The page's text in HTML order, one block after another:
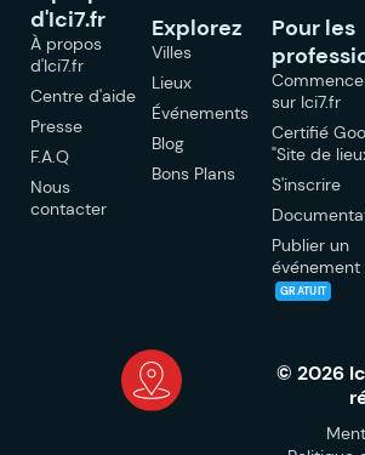
d'Ici7.fr
À propos
d'Ici7.fr
Centre d'aide
Presse
F.A.Q
Nous
contacter
Explorez
Villes
Lieux
Événements
Blog
Bons Plans
Pour les
sur Ici7.fr
Certifié
"Site de
S'inscrire
Publier un
événement
GRATUIT
© 2026